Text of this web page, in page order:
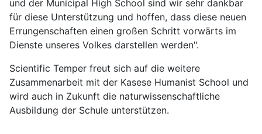
und der Municipal High School sind wir sehr dankbar
für diese Unterstützung und hoffen, dass diese neuen
Errungenschaften einen großen Schritt vorwärts im
Dienste unseres Volkes darstellen werden".
Scientific Temper freut sich auf die weitere
Zusammenarbeit mit der Kasese Humanist School und
wird auch in Zukunft die naturwissenschaftliche
Ausbildung der Schule unterstützen.